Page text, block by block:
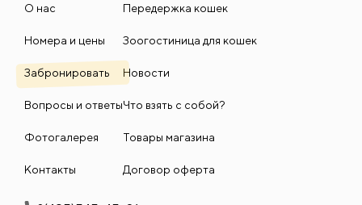
О нас
Номера и цены
Забронировать
Вопросы и ответы
Фотогалерея
Контакты
Передержка кошек
Зоогостиница для кошек
Новости
Что взять с собой?
Товары магазина
Договор оферта